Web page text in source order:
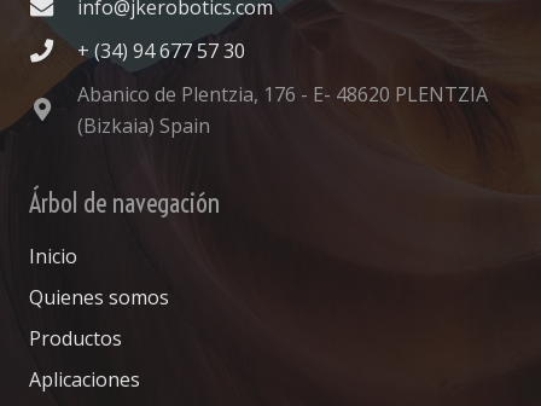
info@jkerobotics.com
+ (34) 94 677 57 30
Abanico de Plentzia, 176 - E- 48620 PLENTZIA
(Bizkaia) Spain
Árbol de navegación
Inicio
Quienes somos
Productos
Aplicaciones